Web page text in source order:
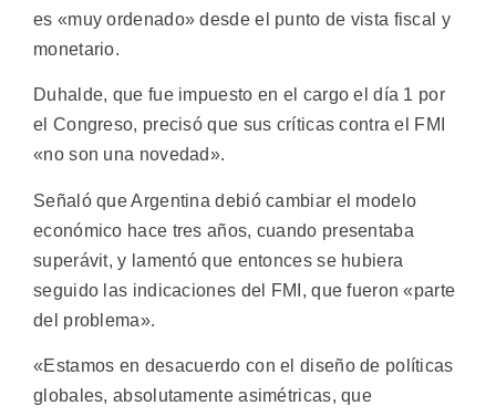
es «muy ordenado» desde el punto de vista fiscal y
monetario.
Duhalde, que fue impuesto en el cargo el día 1 por
el Congreso, precisó que sus críticas contra el FMI
«no son una novedad».
Señaló que Argentina debió cambiar el modelo
económico hace tres años, cuando presentaba
superávit, y lamentó que entonces se hubiera
seguido las indicaciones del FMI, que fueron «parte
del problema».
«Estamos en desacuerdo con el diseño de políticas
globales, absolutamente asimétricas, que